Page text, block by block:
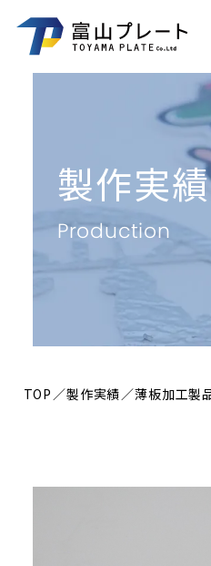
製作実績
Production
TOP 製作実績